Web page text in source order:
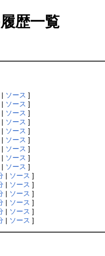
歴一覧
| ソース ]
| ソース ]
| ソース ]
| ソース ]
| ソース ]
| ソース ]
| ソース ]
| ソース ]
| ソース ]
| ソース ]
| ソース ]
| ソース ]
| ソース ]
| ソース ]
| ソース ]